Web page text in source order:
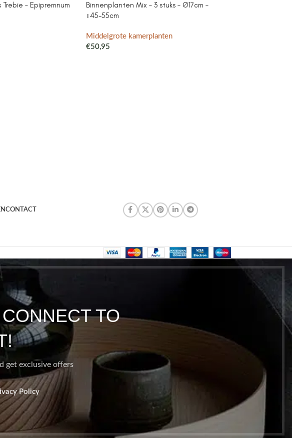
– Epipremnum
Binnenplanten Mix – 3 stuks – Ø17cm –
↕45-55cm
Middelgrote kamerplanten
€50,95
CONTACT
TO
get exclusive offers
Policy